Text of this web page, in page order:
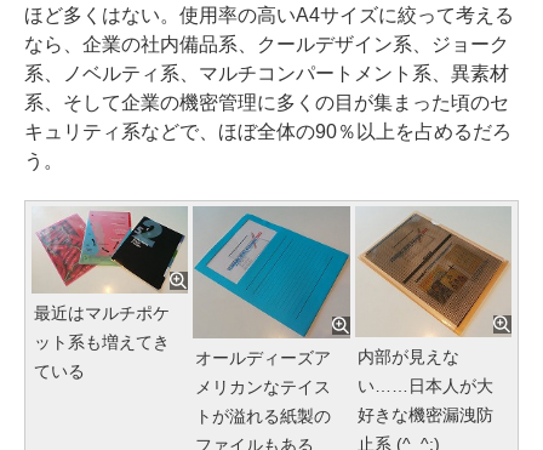
ほど多くはない。使用率の高いA4サイズに絞って考える
なら、企業の社内備品系、クールデザイン系、ジョーク
系、ノベルティ系、マルチコンパートメント系、異素材
系、そして企業の機密管理に多くの目が集まった頃のセ
キュリティ系などで、ほぼ全体の90％以上を占めるだろ
う。
最近はマルチポケ
ット系も増えてき
ている
オールディーズア
メリカンなテイス
トが溢れる紙製の
ファイルもある
内部が見えな
い……日本人が大
好きな機密漏洩防
止系 (^_^;)